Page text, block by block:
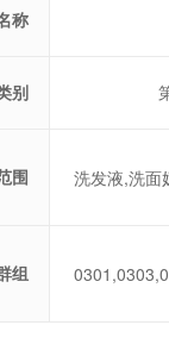
称
别
围 洗发液,洗面
组